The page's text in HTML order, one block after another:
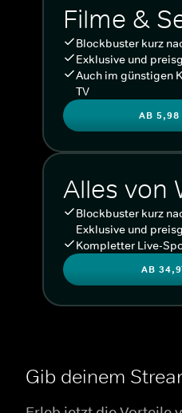
Filme &
Blockbuster kurz
Exklusive und
Auch im günstigen
TV
AB 5,98
Alles von
Blockbuster kurz
Exklusive und
Kompletter Live-
AB
Gib deinem